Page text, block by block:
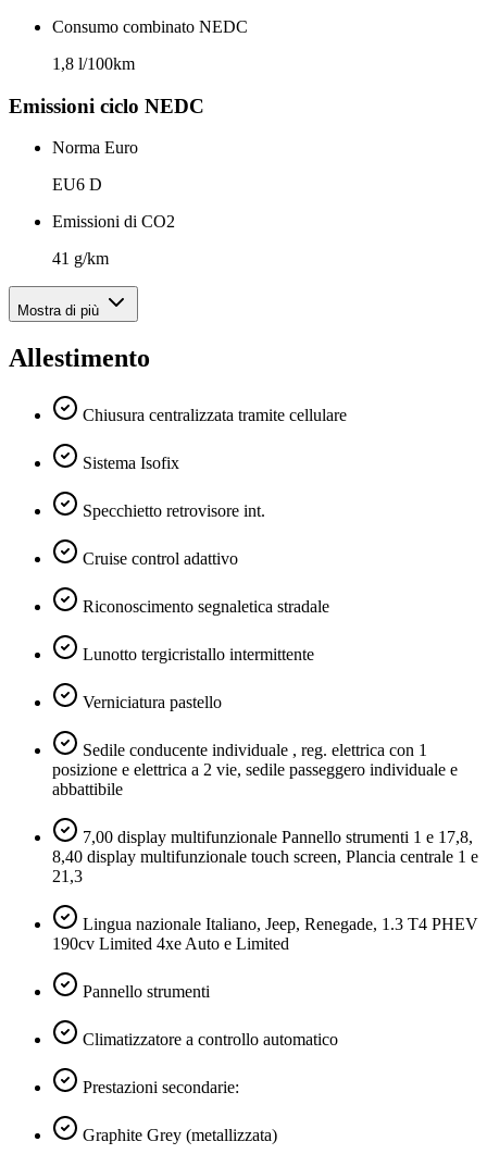
Consumo combinato NEDC
1,8 l/100km
Emissioni ciclo NEDC
Norma Euro
EU6 D
Emissioni di CO2
41 g/km
Mostra di più
Allestimento
Chiusura centralizzata tramite cellulare
Sistema Isofix
Specchietto retrovisore int.
Cruise control adattivo
Riconoscimento segnaletica stradale
Lunotto tergicristallo intermittente
Verniciatura pastello
Sedile conducente individuale , reg. elettrica con 1
posizione e elettrica a 2 vie, sedile passeggero individuale e
abbattibile
7,00 display multifunzionale Pannello strumenti 1 e 17,8,
8,40 display multifunzionale touch screen, Plancia centrale 1 e
21,3
Lingua nazionale Italiano, Jeep, Renegade, 1.3 T4 PHEV
190cv Limited 4xe Auto e Limited
Pannello strumenti
Climatizzatore a controllo automatico
Prestazioni secondarie:
Graphite Grey (metallizzata)